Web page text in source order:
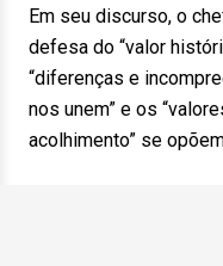
Em seu discurso, o
defesa do “valor
“diferenças e
nos unem” e os
acolhimento” se